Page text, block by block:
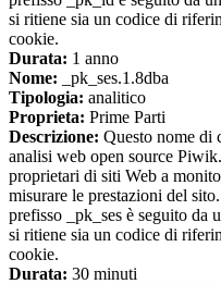
si ritiene sia un codice di
cookie.
Durata: 1 anno
Nome: _pk_ses.1.8dba
Tipologia: analitico
Proprieta: Prime Parti
Descrizione: Questo nome di
analisi web open source
proprietari di siti Web a
misurare le prestazioni del
prefisso _pk_ses è seguito da
si ritiene sia un codice di
cookie.
Durata: 30 minuti